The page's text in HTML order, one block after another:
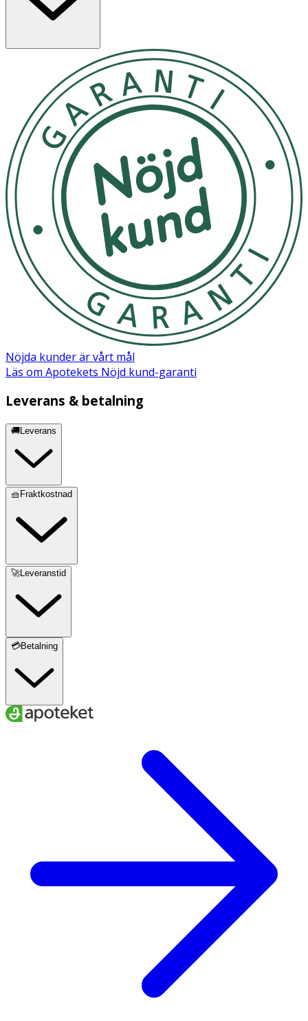
örtextrakt så huden får allt den behöver.
Skakas före användning! Droppa 4-6 droppar i handen
och applicera på nytvättat ansikte varje morgon och kväll.
Kan användas individuellt eller under en kräm. Kan
användas runt ögonen.
Förvaras i rumstemperatur
OK för gravida och ammande:
Ja
Ingredienser:
SimmondsiaChinensisSeedOil*, PerseaGratissimaOil*,
Aloe BarbadensisLeafJuice*, Rubus IdaeusSeedOil,
Angelica ArchangelicaExtract, ZingiberOfficinale Extract,
CurcumaZedoaria RootExtract, CinnamomumCamphora,
Gentiana LuteaRootExtract, FraxinusOrnusSeedExtract,
CrocusSativusExtract, CinnamomumZeylanicumBark
Extract, ElettariaCardamomumSeed Extract, Tocopherol,
BoswelliaCarteriiGumOil**,
MelaleucaAlternifoliaLeafOil**, Lavandula
AngustifoliaOil** *Certified organic ingredient
**Essential oils (less than 0.01%)
Nöjda kunder är vårt mål
Läs om Apotekets Nöjd kund-garanti
Leverans & betalning
🚚Leverans
🧺Fraktkostnad
🚀Leveranstid
💳Betalning